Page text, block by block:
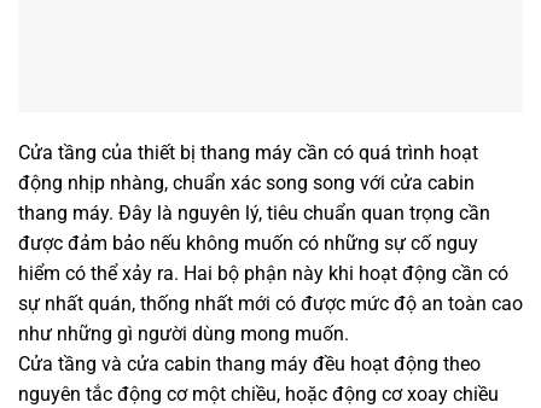
Cửa tầng của thiết bị thang máy cần có quá trình hoạt
động nhịp nhàng, chuẩn xác song song với cửa cabin
thang máy. Đây là nguyên lý, tiêu chuẩn quan trọng cần
được đảm bảo nếu không muốn có những sự cố nguy
hiểm có thể xảy ra. Hai bộ phận này khi hoạt động cần có
sự nhất quán, thống nhất mới có được mức độ an toàn cao
như những gì người dùng mong muốn.
Cửa tầng và cửa cabin thang máy đều hoạt động theo
nguyên tắc động cơ một chiều, hoặc động cơ xoay chiều